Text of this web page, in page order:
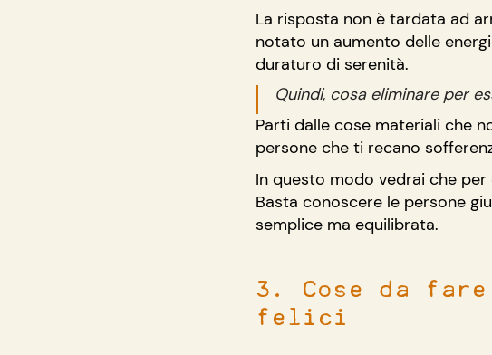
La risposta non è tardata ad
notato un aumento delle
duraturo di serenità.
Quindi, cosa eliminare per
Parti dalle cose materiali che
persone che ti recano
In questo modo vedrai che
Basta conoscere le persone
semplice ma equilibrata.
3. Cose da
felici